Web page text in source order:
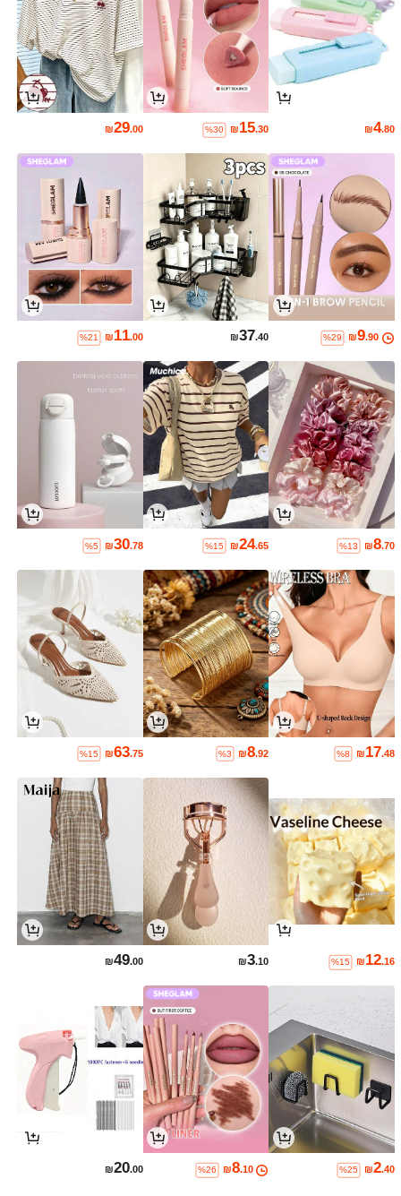
₪4.80
₪15.30
%30
₪29.00
₪9.90
%29
₪37.40
₪11.00
%21
₪8.70
%13
₪24.65
%15
₪30.78
%5
₪17.48
%8
₪8.92
%3
₪63.75
%15
₪12.16
%15
₪3.10
₪49.00
₪2.40
%25
₪8.10
%26
₪20.00